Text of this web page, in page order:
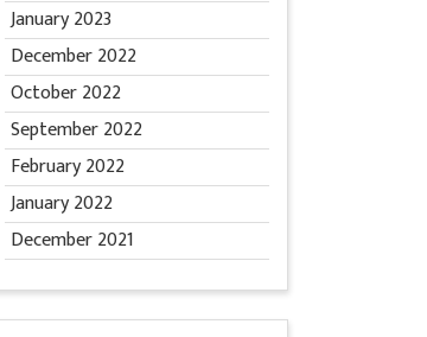
January 2023
December 2022
October 2022
September 2022
February 2022
January 2022
December 2021